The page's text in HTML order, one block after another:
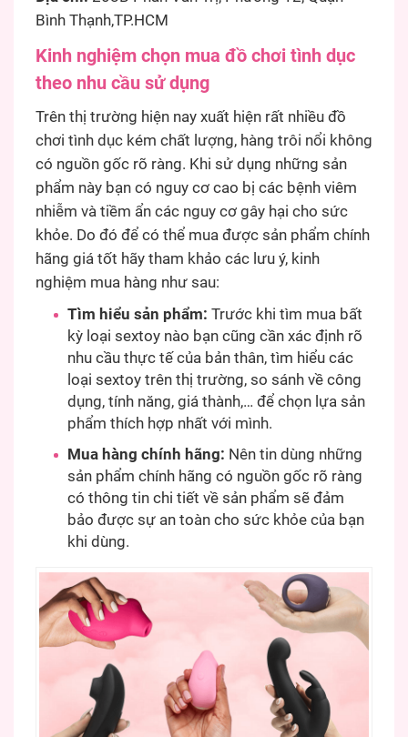
Bình Thạnh,TP.HCM
Kinh nghiệm chọn mua đồ chơi tình dục
theo nhu cầu sử dụng
Trên thị trường hiện nay xuất hiện rất nhiều đồ
chơi tình dục kém chất lượng, hàng trôi nổi không
có nguồn gốc rõ ràng. Khi sử dụng những sản
phẩm này bạn có nguy cơ cao bị các bệnh viêm
nhiễm và tiềm ẩn các nguy cơ gây hại cho sức
khỏe. Do đó để có thể mua được sản phẩm chính
hãng giá tốt hãy tham khảo các lưu ý, kinh
nghiệm mua hàng như sau:
Tìm hiểu sản phẩm: Trước khi tìm mua bất
kỳ loại sextoy nào bạn cũng cần xác định rõ
nhu cầu thực tế của bản thân, tìm hiểu các
loại sextoy trên thị trường, so sánh về công
dụng, tính năng, giá thành,… để chọn lựa sản
phẩm thích hợp nhất với mình.
Mua hàng chính hãng: Nên tin dùng những
sản phẩm chính hãng có nguồn gốc rõ ràng
có thông tin chi tiết về sản phẩm sẽ đảm
bảo được sự an toàn cho sức khỏe của bạn
khi dùng.